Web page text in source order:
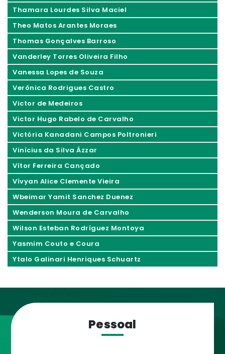
Thamara Lourdes Silva Maciel
Theo Matos Arantes Moraes
Thomas Gonçalves Barroso
Vanderley Torres Oliveira Filho
Vanessa Lopes de Souza
Verônica Rodrigues Castro
Victor de Medeiros
Victor Hugo Rabelo de Carvalho
Victória Kanadani Campos Poltronieri
Vinícius da Silva Ázzar
Vítor Ferreira Cançado
Vívyan Alice Clemente Vieira
Wbeimar Yamit Sanchez Duenez
Wenderson Moura de Carvalho
Wilson Esteban Rodríguez Montoya
Yasmim Couto e Coura
Ytalo Galinari Henriques Schuartz
Pessoal